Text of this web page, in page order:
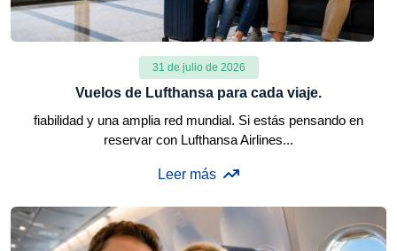
31 de julio de 2026
Vuelos de Lufthansa para cada viaje.
fiabilidad y una amplia red mundial. Si estás pensando en
reservar con Lufthansa Airlines...
Leer más